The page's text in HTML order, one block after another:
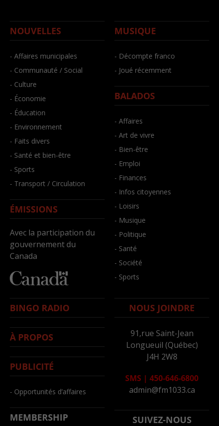
NOUVELLES
- Affaires municipales
- Communauté / Social
- Culture
- Économie
- Éducation
- Environnement
- Faits divers
- Santé et bien-être
- Sports
- Transport / Circulation
ÉMISSIONS
Avec la participation du
gouvernement du
Canada
MUSIQUE
- Décompte franco
- Joué récemment
BALADOS
- Affaires
- Art de vivre
- Bien-être
- Emploi
- Finances
- Infos citoyennes
- Loisirs
- Musique
- Politique
- Santé
- Société
- Sports
BINGO RADIO
À PROPOS
PUBLICITÉ
- Opportunités d’affaires
MEMBERSHIP
NOUS JOINDRE
91,rue Saint-Jean
Longueuil (Québec)
J4H 2W8
SMS | 450-646-6800
admin@fm1033.ca
SUIVEZ-NOUS